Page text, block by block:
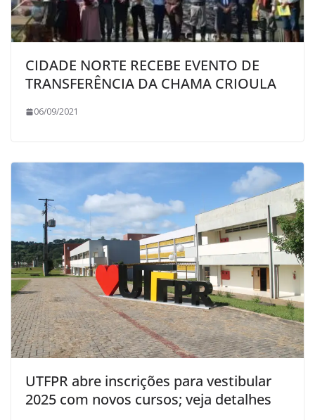
CIDADE NORTE RECEBE EVENTO DE
TRANSFERÊNCIA DA CHAMA CRIOULA
06/09/2021
UTFPR abre inscrições para vestibular
2025 com novos cursos; veja detalhes